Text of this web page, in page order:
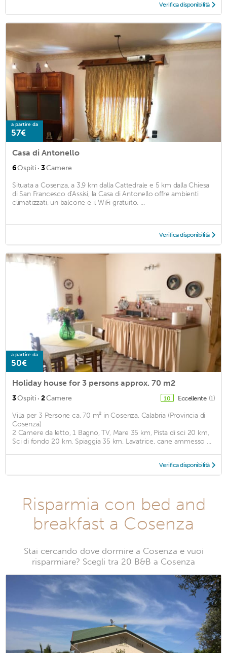
Verifica disponibilità
a partire da
57€
Casa di Antonello
6Ospiti · 3Camere
Situata a Cosenza, a 3,9 km dalla Cattedrale e 5 km dalla Chiesa
di San Francesco d'Assisi, la Casa di Antonello offre ambienti
climatizzati, un balcone e il WiFi gratuito. ...
Verifica disponibilità
a partire da
50€
Holiday house for 3 persons approx. 70 m2
3Ospiti · 2Camere 10 Eccellente (1)
Villa per 3 Persone ca. 70 m² in Cosenza, Calabria (Provincia di
Cosenza)
2 Camere da letto, 1 Bagno, TV, Mare 35 km, Pista di sci 20 km,
Sci di fondo 20 km, Spiaggia 35 km, Lavatrice, cane ammesso ...
Verifica disponibilità
Risparmia con bed and
breakfast a Cosenza
Stai cercando dove dormire a Cosenza e vuoi
risparmiare? Scegli tra 20 B&B a Cosenza